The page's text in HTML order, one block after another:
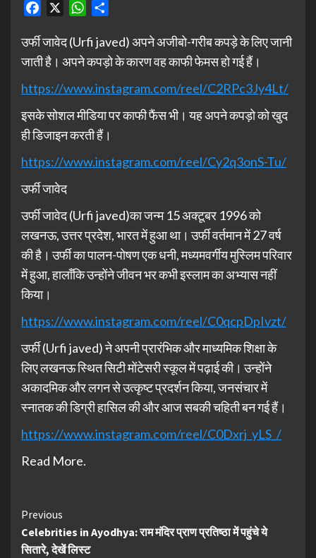
Facebook WhatsApp
उर्फी जावेद (Urfi javed) अपने अजीबो-गरीब कपड़े के लिए जानी
जाती है। अपने कपड़ो के कारण वह काफी फेमस हो गई हैं।
https://www.instagram.com/reel/C2RPc3Jy4Lt/
इसके सोशल मीडिया पर काफी फैंस भी। यह अपने कपड़ो को खुद
ही डिजाइन करती हैं।
https://www.instagram.com/reel/Cy2q3onS-Tu/
उर्फी जावेद
उर्फी जावेद (Urfi javed)का जन्म 15 अक्टूबर 1996 को
लखनऊ, उत्तर प्रदेश, भारत में हुआ था। उर्फी वर्तमान में 27 वर्ष
की है। उर्फी का पालन-पोषण एक धनी, मध्यमवर्गीय मुस्लिम परिवार
में हुआ, हालाँकि उन्होंने जीवन भर कभी इस्लाम का अभ्यास नहीं
किया।
https://www.instagram.com/reel/C0qcpDpIvzt/
उर्फी (Urfi javed) ने अपनी प्रारंभिक और माध्यमिक शिक्षा के
लिए लखनऊ स्थित सिटी मोंटेसरी स्कूल में पढ़ाई की। उन्होंने
अकादमिक और लगन से उत्कृष्ट प्रदर्शन किया, जनसंचार में
स्नातक की डिग्री हासिल की और आज सबकी चहिती बन गई हैं।
https://www.instagram.com/reel/C0Dxrj_yLS_/
Read More.
Continue
Reading
Previous
Celebrities in Ayodhya: राम मंदिर प्राण प्रतिष्ठा में पहुंचे ये
सितारे, देखें लिस्ट